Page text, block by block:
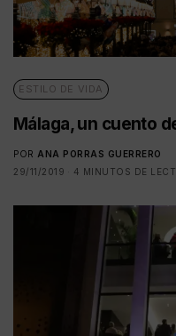
ESTILO DE VIDA
Málaga, un cuento
POR ANA PORRAS GUERRERO
29/11/2019
4 MINUTOS DE